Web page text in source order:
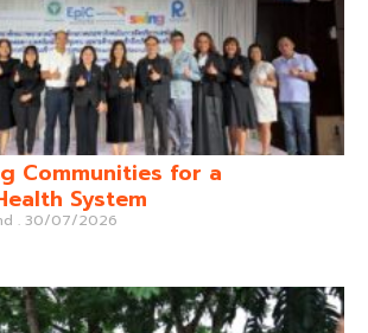
Communities for a
System
30/07/2026